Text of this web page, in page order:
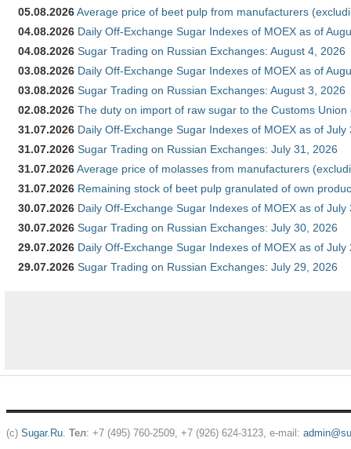
05.08.2026Average price of beet pulp from manufacturers
04.08.2026 Daily Off-Exchange Sugar Indexes of MOEX as of
04.08.2026 Sugar Trading on Russian Exchanges: August 4, 2026
03.08.2026 Daily Off-Exchange Sugar Indexes of MOEX as of
03.08.2026 Sugar Trading on Russian Exchanges: August 3, 2026
02.08.2026 The duty on import of raw sugar to the Customs
31.07.2026 Daily Off-Exchange Sugar Indexes of MOEX as of July
31.07.2026 Sugar Trading on Russian Exchanges: July 31, 2026
31.07.2026Average price of molasses from manufacturers
31.07.2026 Remaining stock of beet pulp granulated of own
30.07.2026 Daily Off-Exchange Sugar Indexes of MOEX as of July
30.07.2026 Sugar Trading on Russian Exchanges: July 30, 2026
29.07.2026 Daily Off-Exchange Sugar Indexes of MOEX as of July
29.07.2026 Sugar Trading on Russian Exchanges: July 29, 2026
(c) Sugar.Ru. Тел: +7 (495) 760-2509, +7 (926) 624-3123, e-mail: